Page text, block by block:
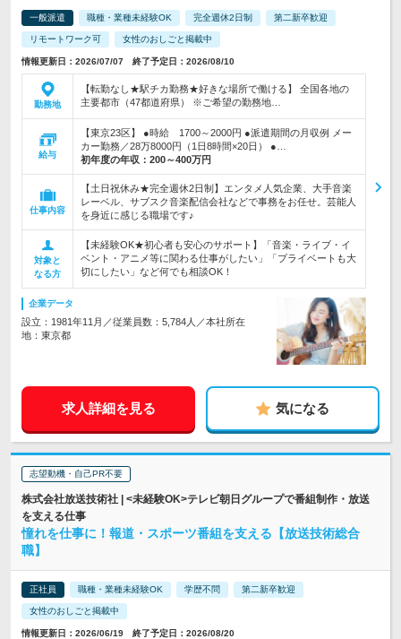
一般派遣 職種・業種未経験OK 完全週休2日制 第二新卒歓迎
リモートワーク可 女性のおしごと掲載中
情報更新日：2026/07/07 終了予定日：2026/08/10
勤務地
【転勤なし★駅チカ勤務★好きな場所で働ける】 全国各地の
主要都市（47都道府県） ※ご希望の勤務地…
給与
【東京23区】 ●時給 1700～2000円 ●派遣期間の月収例 メー
カー勤務／28万8000円（1日8時間×20日） ●…
初年度の年収： 200～400万円
仕事内容
【土日祝休み★完全週休2日制】エンタメ人気企業、大手音楽
レーベル、サブスク音楽配信会社などで事務をお任せ。芸能人
を身近に感じる職場です♪
対象と
なる方
【未経験OK★初心者も安心のサポート】「音楽・ライブ・イ
ベント・アニメ等に関わる仕事がしたい」「プライベートも大
切にしたい」など何でも相談OK！
企業データ
設立：1981年11月／従業員数：5,784人／本社所在
地：東京都
求人詳細を見る 気になる
志望動機・自己PR不要
株式会社放送技術社 | <未経験OK>テレビ朝日グループで番組制作・放送
を支える仕事
憧れを仕事に！報道・スポーツ番組を支える【放送技術総合
職】
正社員 職種・業種未経験OK 学歴不問 第二新卒歓迎
女性のおしごと掲載中
情報更新日：2026/06/19 終了予定日：2026/08/20